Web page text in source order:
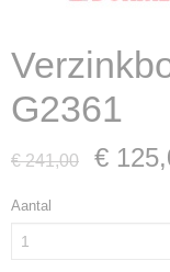
G2361
€ 241,00 €
Aantal